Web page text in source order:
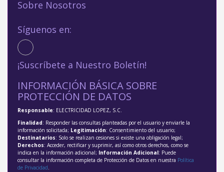
Sobre Nosotros
Síguenos en:
¡Suscríbete a Nuestro Boletín!
INFORMACIÓN BÁSICA SOBRE
PROTECCIÓN DE DATOS
Responsable: ELECTRICIDAD LOPEZ, S.C.
Finalidad: Responder las consultas planteadas por el usuario y enviarle la
información solicitada; Legitimación: Consentimiento del usuario;
Destinatarios: Solo se realizan cesiones si existe una obligación legal;
Derechos: Acceder, rectificar y suprimir, así como otros derechos, como se
indica en la información adicional; Información Adicional: Puede
consultar la información completa de Protección de Datos en nuestra Política
de Privacidad.